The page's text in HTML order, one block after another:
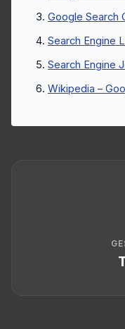
Google Search
Search Engine
Search Engine
Wikipedia –